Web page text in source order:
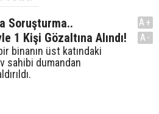
Soruşturma..
1 Kişi Gözaltına Alındı!
binanın üst katındaki
sahibi dumandan
A+
A-